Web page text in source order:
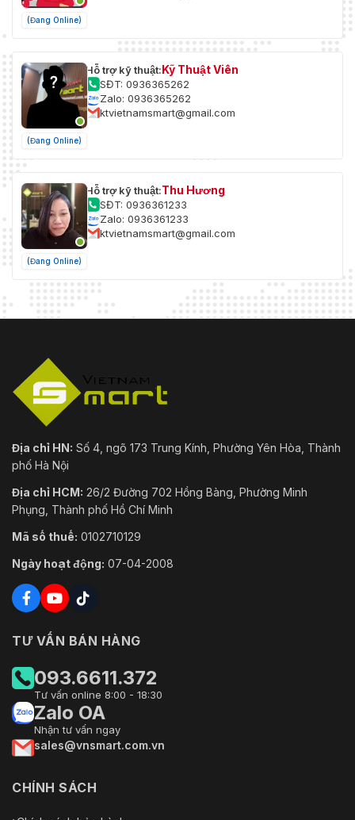
(Đang Online)
(Đang Online)
Hỗ trợ kỹ thuật:Kỹ Thuật Viên
SĐT: 0936365262
Zalo: 0936365262
ktvietnamsmart@gmail.com
(Đang Online)
Hỗ trợ kỹ thuật:Thu Hương
SĐT: 0936361233
Zalo: 0936361233
ktvietnamsmart@gmail.com
Địa chỉ HN: Số 4, ngõ 173 Trung Kính, Phường Yên Hòa, Thành
phố Hà Nội
Địa chỉ HCM: 26/2 Đường 702 Hồng Bàng, Phường Minh
Phụng, Thành phố Hồ Chí Minh
Mã số thuế: 0102710129
Ngày hoạt động: 07-04-2008
TƯ VẤN BÁN HÀNG
093.6611.372
Tư vấn online 8:00 - 18:30
Zalo OA
Nhận tư vấn ngay
sales@vnsmart.com.vn
CHÍNH SÁCH